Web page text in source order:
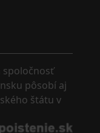
spoločnosť
pôsobí aj
štátu v